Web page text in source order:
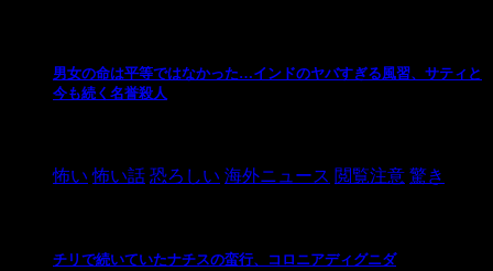
男女の命は平等ではなかった…インドのヤバすぎる風習、サティと
今も続く名誉殺人
怖い 怖い話 恐ろしい 海外ニュース 閲覧注意 驚き
チリで続いていたナチスの蛮行、コロニアディグニダ